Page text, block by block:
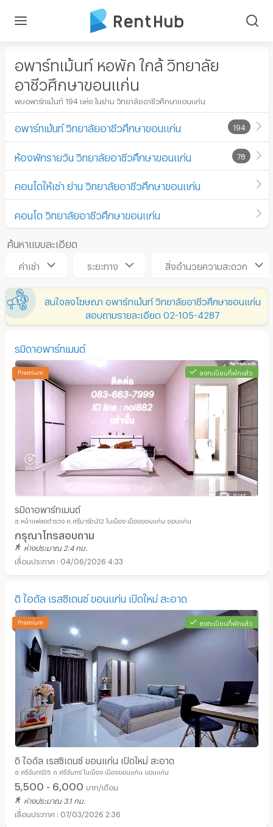
อพาร์ทเม้นท์ หอพัก ใกล้ วิทยาลัย
อาชีวศึกษาขอนแก่น
พบอพาร์ทเม้นท์ 194 แห่ง ในย่าน วิทยาลัยอาชีวศึกษาขอนแก่น
อพาร์ทเม้นท์ วิทยาลัยอาชีวศึกษาขอนแก่น 194
ห้องพักรายวัน วิทยาลัยอาชีวศึกษาขอนแก่น 78
คอนโดให้เช่า ย่าน วิทยาลัยอาชีวศึกษาขอนแก่น
คอนโด วิทยาลัยอาชีวศึกษาขอนแก่น
ค้นหาแบบละเอียด
ค่าเช่า ระยะทาง สิ่งอำนวยความสะดวก
สนใจลงโฆษณา อพาร์ทเม้นท์ วิทยาลัยอาชีวศึกษาขอนแก่น
สอบถามรายละเอียด 02-105-4287
รมิดาอพาร์ทเมนต์
ลงทะเบียนที่พักแล้ว
รมิดาอพาร์ทเมนต์
ซ.หน้าแฟลตตำรวจ ถ.ศรีมารัตน์12 ในเมือง เมืองขอนแก่น ขอนแก่น
กรุณาโทรสอบถาม
ห่างประมาณ 2.4 กม.
04/06/2026 4:33
ดิ ไอดัล เรสซิเดนซ์ ขอนแก่น เปิดใหม่ สะอาด
ลงทะเบียนที่พักแล้ว
ดิ ไอดัล เรสซิเดนซ์ ขอนแก่น เปิดใหม่ สะอาด
ซ.ศรีจันทร์35 ถ.ศรีจันทร์ ในเมือง เมืองขอนแก่น ขอนแก่น
5,500 - 6,000 บาท/เดือน
ห่างประมาณ 3.1 กม.
07/03/2026 2:36